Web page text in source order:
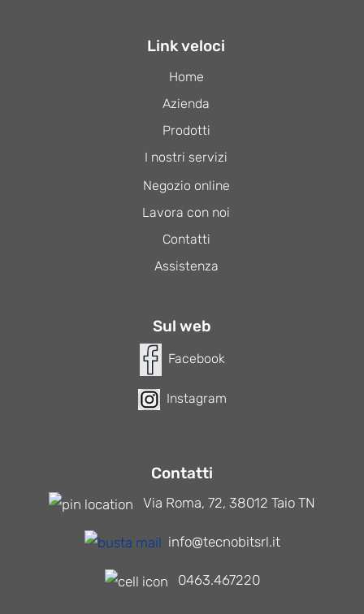
Link veloci
Home
Azienda
Prodotti
I nostri servizi
Negozio online
Lavora con noi
Contatti
Assistenza
Sul web
Facebook
Instagram
Contatti
Via Roma, 72, 38012 Taio TN
info@tecnobitsrl.it
0463.467220